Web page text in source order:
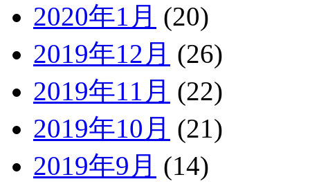
2020年1月 (20)
2019年12月 (26)
2019年11月 (22)
2019年10月 (21)
2019年9月 (14)